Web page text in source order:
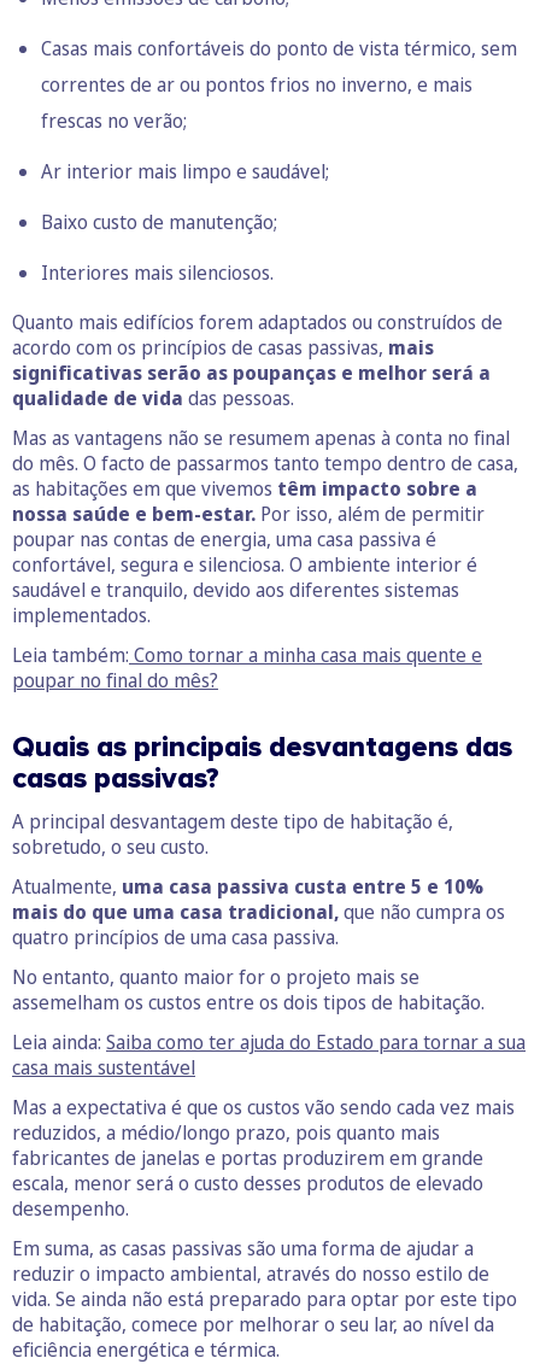
Casas mais confortáveis do ponto de vista térmico, sem
correntes de ar ou pontos frios no inverno, e mais
frescas no verão;
Ar interior mais limpo e saudável;
Baixo custo de manutenção;
Interiores mais silenciosos.
Quanto mais edifícios forem adaptados ou construídos de
acordo com os princípios de casas passivas, mais
significativas serão as poupanças e melhor será a
qualidade de vida das pessoas.
Mas as vantagens não se resumem apenas à conta no final
do mês. O facto de passarmos tanto tempo dentro de casa,
as habitações em que vivemos têm impacto sobre a
nossa saúde e bem-estar. Por isso, além de permitir
poupar nas contas de energia, uma casa passiva é
confortável, segura e silenciosa. O ambiente interior é
saudável e tranquilo, devido aos diferentes sistemas
implementados.
Leia também: Como tornar a minha casa mais quente e
poupar no final do mês?
Quais as principais desvantagens das
casas passivas?
A principal desvantagem deste tipo de habitação é,
sobretudo, o seu custo.
Atualmente, uma casa passiva custa entre 5 e 10%
mais do que uma casa tradicional,que não cumpra os
quatro princípios de uma casa passiva.
No entanto, quanto maior for o projeto mais se
assemelham os custos entre os dois tipos de habitação.
Leia ainda: Saiba como ter ajuda do Estado para tornar a sua
casa mais sustentável
Mas a expectativa é que os custos vão sendo cada vez mais
reduzidos, a médio/longo prazo, pois quanto mais
fabricantes de janelas e portas produzirem em grande
escala, menor será o custo desses produtos de elevado
desempenho.
Em suma, as casas passivas são uma forma de ajudar a
reduzir o impacto ambiental, através do nosso estilo de
vida. Se ainda não está preparado para optar por este tipo
de habitação, comece por melhorar o seu lar, ao nível da
eficiência energética e térmica.